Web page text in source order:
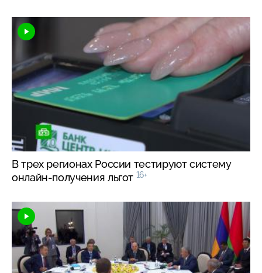
В трех регионах России тестируют систему
онлайн-получения льгот 16+